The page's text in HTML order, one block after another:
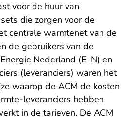
voor de huur van
die zorgen voor de
centrale warmtenet van de
de gebruikers van de
Nederland (E-N) en
(leveranciers) waren het
waarop de ACM de kosten
leveranciers hebben
in de tarieven. De ACM